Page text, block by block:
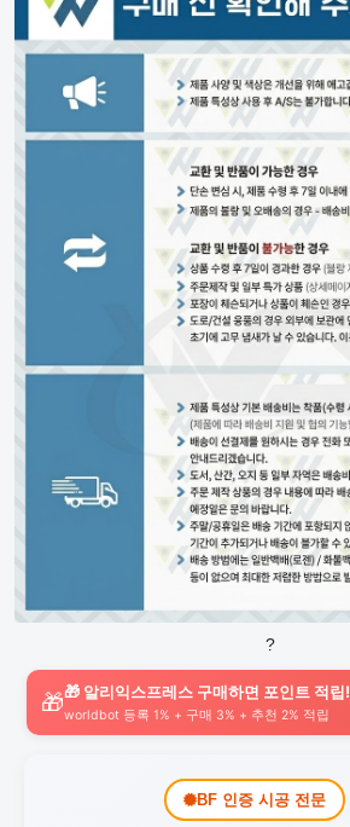
?
🎁🎁 알리익스프레스 구매하면 포인트 적립!
worldbot 등록 1% + 구매 3% + 추천 2% 적립
BF 인증 시공 전문